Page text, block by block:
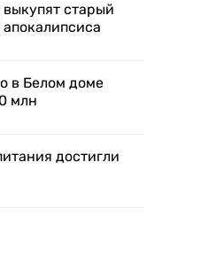
старый
в Белом доме
млн
достигли